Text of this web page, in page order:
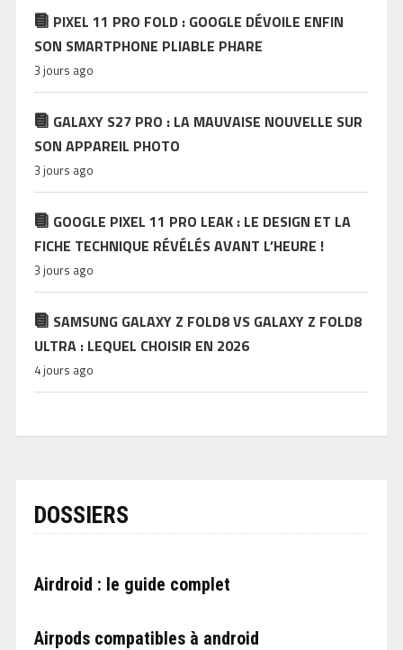
PIXEL 11 PRO FOLD : GOOGLE DÉVOILE ENFIN
SON SMARTPHONE PLIABLE PHARE
3 jours ago
GALAXY S27 PRO : LA MAUVAISE NOUVELLE SUR
SON APPAREIL PHOTO
3 jours ago
GOOGLE PIXEL 11 PRO LEAK : LE DESIGN ET LA
FICHE TECHNIQUE RÉVÉLÉS AVANT L’HEURE !
3 jours ago
SAMSUNG GALAXY Z FOLD8 VS GALAXY Z FOLD8
ULTRA : LEQUEL CHOISIR EN 2026
4 jours ago
DOSSIERS
Airdroid : le guide complet
Airpods compatibles à android